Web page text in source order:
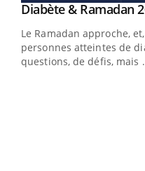
Youtube
Diabète & Ramadan
Le Ramadan approche,
personnes atteintes de
questions, de défis, mais